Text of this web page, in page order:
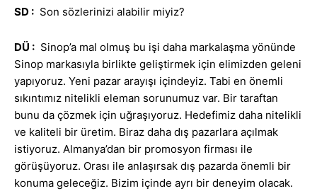
SD : Son sözlerinizi alabilir miyiz?
DÜ : Sinop’a mal olmuş bu işi daha markalaşma yönünde
Sinop markasıyla birlikte geliştirmek için elimizden geleni
yapıyoruz. Yeni pazar arayışı içindeyiz. Tabi en önemli
sıkıntımız nitelikli eleman sorunumuz var. Bir taraftan
bunu da çözmek için uğraşıyoruz. Hedefimiz daha nitelikli
ve kaliteli bir üretim. Biraz daha dış pazarlara açılmak
istiyoruz. Almanya’dan bir promosyon firması ile
görüşüyoruz. Orası ile anlaşırsak dış pazarda önemli bir
konuma geleceğiz. Bizim içinde ayrı bir deneyim olacak.